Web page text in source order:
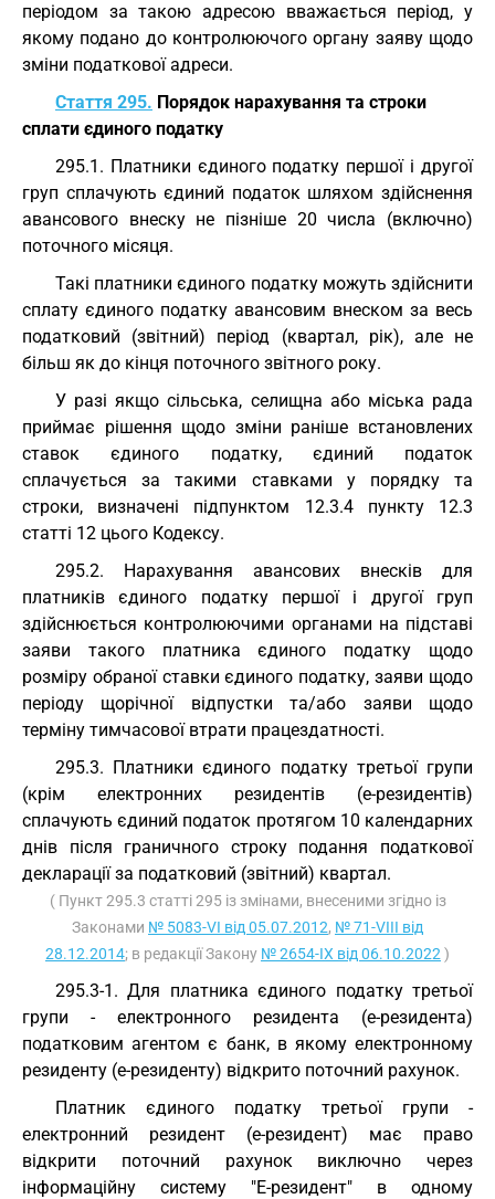
періодом за такою адресою вважається період, у
якому подано до контролюючого органу заяву щодо
зміни податкової адреси.
Стаття 295. Порядок нарахування та строки
сплати єдиного податку
295.1. Платники єдиного податку першої і другої
груп сплачують єдиний податок шляхом здійснення
авансового внеску не пізніше 20 числа (включно)
поточного місяця.
Такі платники єдиного податку можуть здійснити
сплату єдиного податку авансовим внеском за весь
податковий (звітний) період (квартал, рік), але не
більш як до кінця поточного звітного року.
У разі якщо сільська, селищна або міська рада
приймає рішення щодо зміни раніше встановлених
ставок єдиного податку, єдиний податок
сплачується за такими ставками у порядку та
строки, визначені підпунктом 12.3.4 пункту 12.3
статті 12 цього Кодексу.
295.2. Нарахування авансових внесків для
платників єдиного податку першої і другої груп
здійснюється контролюючими органами на підставі
заяви такого платника єдиного податку щодо
розміру обраної ставки єдиного податку, заяви щодо
періоду щорічної відпустки та/або заяви щодо
терміну тимчасової втрати працездатності.
295.3. Платники єдиного податку третьої групи
(крім електронних резидентів (е-резидентів)
сплачують єдиний податок протягом 10 календарних
днів після граничного строку подання податкової
декларації за податковий (звітний) квартал.
( Пункт 295.3 статті 295 із змінами, внесеними згідно із
Законами № 5083-VI від 05.07.2012, № 71-VIII від
28.12.2014; в редакції Закону № 2654-IX від 06.10.2022 )
295.3-1. Для платника єдиного податку третьої
групи - електронного резидента (е-резидента)
податковим агентом є банк, в якому електронному
резиденту (е-резиденту) відкрито поточний рахунок.
Платник єдиного податку третьої групи -
електронний резидент (е-резидент) має право
відкрити поточний рахунок виключно через
інформаційну систему "Е-резидент" в одному